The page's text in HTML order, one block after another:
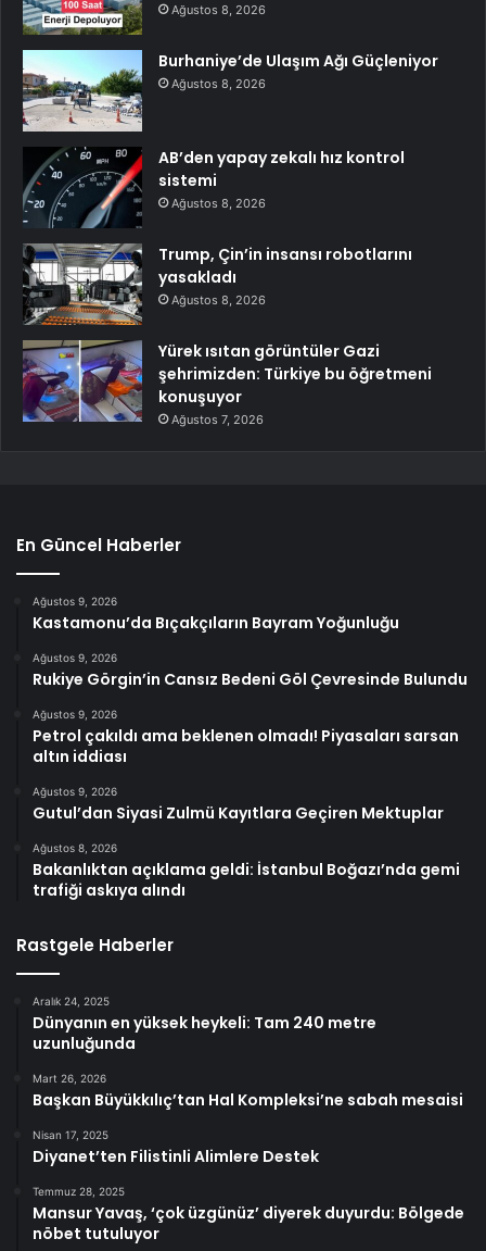
Ağustos 8, 2026
Burhaniye’de Ulaşım Ağı Güçleniyor
Ağustos 8, 2026
AB’den yapay zekalı hız kontrol
sistemi
Ağustos 8, 2026
Trump, Çin’in insansı robotlarını
yasakladı
Ağustos 8, 2026
Yürek ısıtan görüntüler Gazi
şehrimizden: Türkiye bu öğretmeni
konuşuyor
Ağustos 7, 2026
En Güncel Haberler
Ağustos 9, 2026
Kastamonu’da Bıçakçıların Bayram Yoğunluğu
Ağustos 9, 2026
Rukiye Görgin’in Cansız Bedeni Göl Çevresinde Bulundu
Ağustos 9, 2026
Petrol çakıldı ama beklenen olmadı! Piyasaları sarsan
altın iddiası
Ağustos 9, 2026
Gutul’dan Siyasi Zulmü Kayıtlara Geçiren Mektuplar
Ağustos 8, 2026
Bakanlıktan açıklama geldi: İstanbul Boğazı’nda gemi
trafiği askıya alındı
Rastgele Haberler
Aralık 24, 2025
Dünyanın en yüksek heykeli: Tam 240 metre
uzunluğunda
Mart 26, 2026
Başkan Büyükkılıç’tan Hal Kompleksi’ne sabah mesaisi
Nisan 17, 2025
Diyanet’ten Filistinli Alimlere Destek
Temmuz 28, 2025
Mansur Yavaş, ‘çok üzgünüz’ diyerek duyurdu: Bölgede
nöbet tutuluyor